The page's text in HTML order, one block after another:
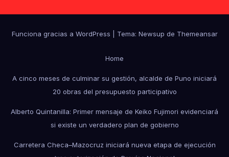
Funciona gracias a WordPress Tema: Newsup de Themeansar
Home
A cinco meses de culminar su gestión, alcalde de Puno iniciará
20 obras del presupuesto participativo
Alberto Quintanilla: Primer mensaje de Keiko Fujimori evidenciará
si existe un verdadero plan de gobierno
Carretera Checa–Mazocruz iniciará nueva etapa de ejecución